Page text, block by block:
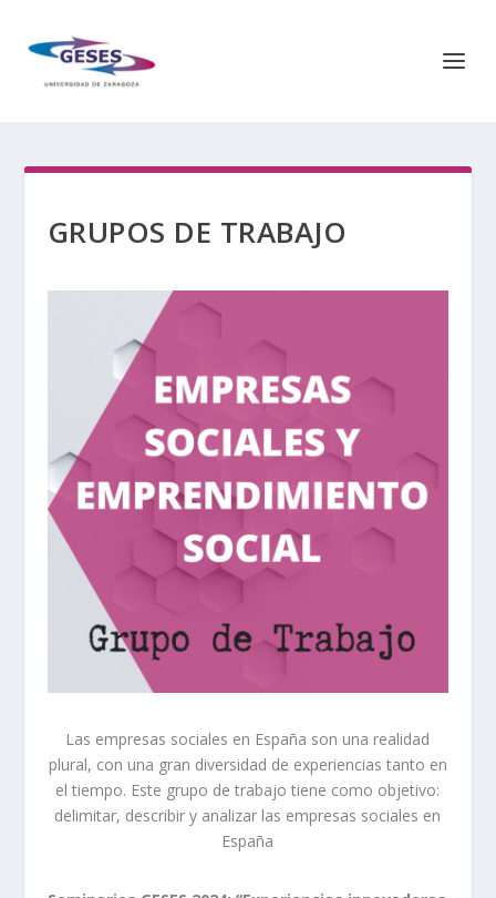
GRUPOS DE TRABAJO
Las empresas sociales en España son una realidad
plural, con una gran diversidad de experiencias tanto en
el tiempo. Este grupo de trabajo tiene como objetivo:
delimitar, describir y analizar las empresas sociales en
España